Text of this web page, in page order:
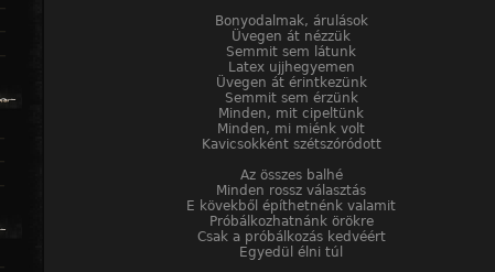
Bonyodalmak, árulások
Üvegen át nézzük
Semmit sem látunk
Latex ujjhegyemen
Üvegen át érintkezünk
Semmit sem érzünk
Minden, mit cipeltünk
Minden, mi miénk volt
Kavicsokként szétszóródott
Az összes balhé
Minden rossz választás
E kövekből építhetnénk valamit
Próbálkozhatnánk örökre
Csak a próbálkozás kedvéért
Egyedül élni túl